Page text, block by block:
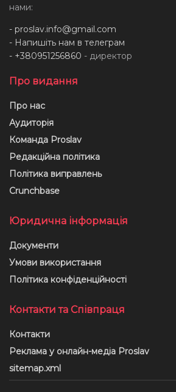
нами:
- proslav.info@gmail.com
- Напишіть нам в телеграм
- +380951256860 - директор
Про видання
Про нас
Аудиторія
Команда Proslav
Редакційна політика
Політика виправлень
Crunchbase
Юридична інформація
Документи
Умови використання
Політика конфіденційності
Контакти та Співпраця
Контакти
Реклама у онлайн-медіа Proslav
sitemap.xml